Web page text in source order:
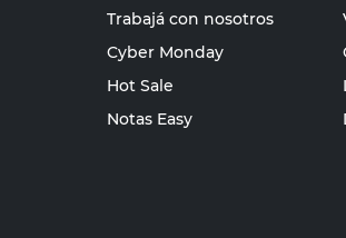
Trabajá con nosotros
Cyber Monday
Hot Sale
Notas Easy